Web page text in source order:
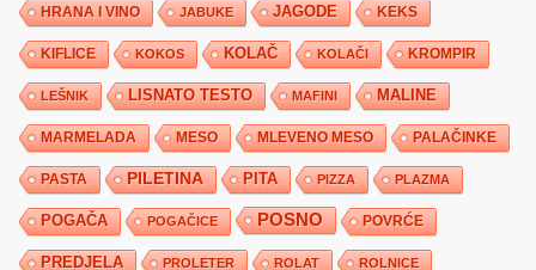
HRANA I VINO JABUKE JAGODE KEKS
KIFLICE KOKOS KOLAČ KOLAČI KROMPIR
LEŠNIK LISNATO TESTO MAFINI MALINE
MARMELADA MESO MLEVENO MESO PALAČINKE
PASTA PILETINA PITA PIZZA PLAZMA
POGAČA POGAČICE POSNO POVRĆE
PREDJELA PROLETER ROLAT ROLNICE